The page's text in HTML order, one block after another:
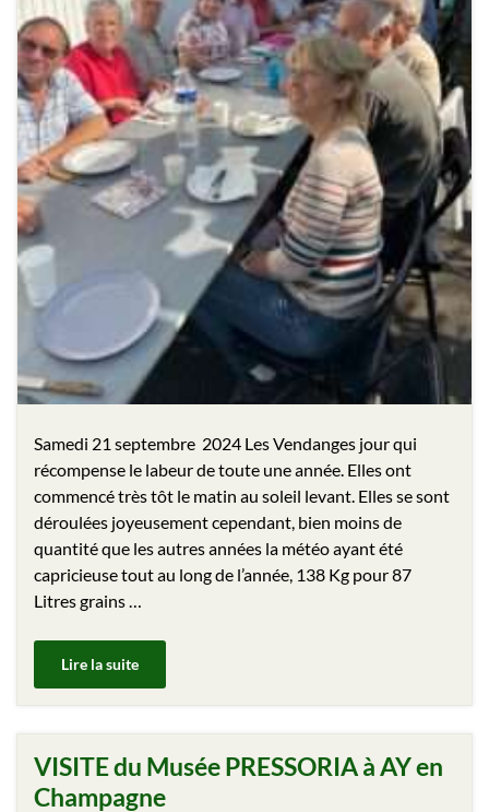
Samedi 21 septembre 2024 Les Vendanges jour qui
récompense le labeur de toute une année. Elles ont
commencé très tôt le matin au soleil levant. Elles se sont
déroulées joyeusement cependant, bien moins de
quantité que les autres années la météo ayant été
capricieuse tout au long de l’année, 138 Kg pour 87
Litres grains …
Lire la suite
VISITE du Musée PRESSORIA à AY en
Champagne